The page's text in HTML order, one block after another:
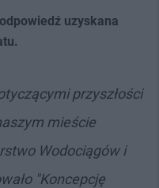
uzyskana
przyszłości
mieście
Wodociągów i
"Koncepcję